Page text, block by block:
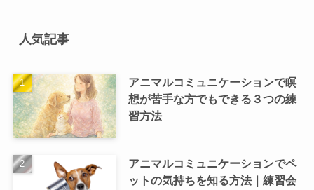
人気記事
アニマルコミュニケーションで瞑
想が苦手な方でもできる３つの練
習方法
アニマルコミュニケーションでペ
ットの気持ちを知る方法｜練習会